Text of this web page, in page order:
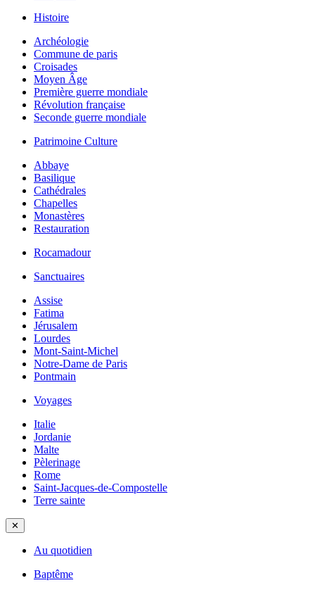
Histoire
Archéologie
Commune de paris
Croisades
Moyen Âge
Première guerre mondiale
Révolution française
Seconde guerre mondiale
Patrimoine Culture
Abbaye
Basilique
Cathédrales
Chapelles
Monastères
Restauration
Rocamadour
Sanctuaires
Assise
Fatima
Jérusalem
Lourdes
Mont-Saint-Michel
Notre-Dame de Paris
Pontmain
Voyages
Italie
Jordanie
Malte
Pèlerinage
Rome
Saint-Jacques-de-Compostelle
Terre sainte
✕
Au quotidien
Baptême